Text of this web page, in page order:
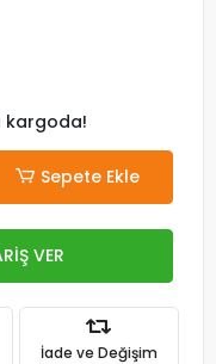
kargoda!
Sepete Ekle
VER
İade ve Değişim